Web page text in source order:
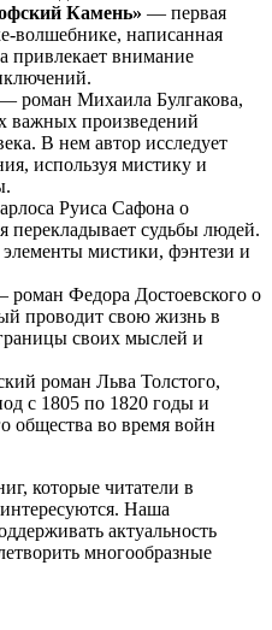
Камень» — первая
волшебнике, написанная
привлекает внимание
роман Михаила Булгакова,
важных произведений
В нем автор исследует
используя мистику и
Руиса Сафона о
перекладывает судьбы людей.
мистики, фэнтези и
роман Федора Достоевского о
проводит свою жизнь в
своих мыслей и
роман Льва Толстого,
с 1805 по 1820 годы и
общества во время войн
которые читатели в
Наша
актуальность
многообразные